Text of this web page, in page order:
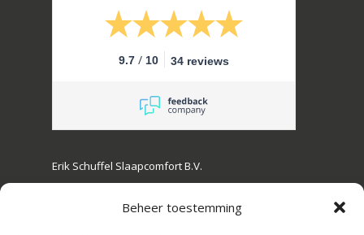
Beheer toestemming
9.7 / 10 34 reviews
Erik Schuffel Slaapcomfort B.V.